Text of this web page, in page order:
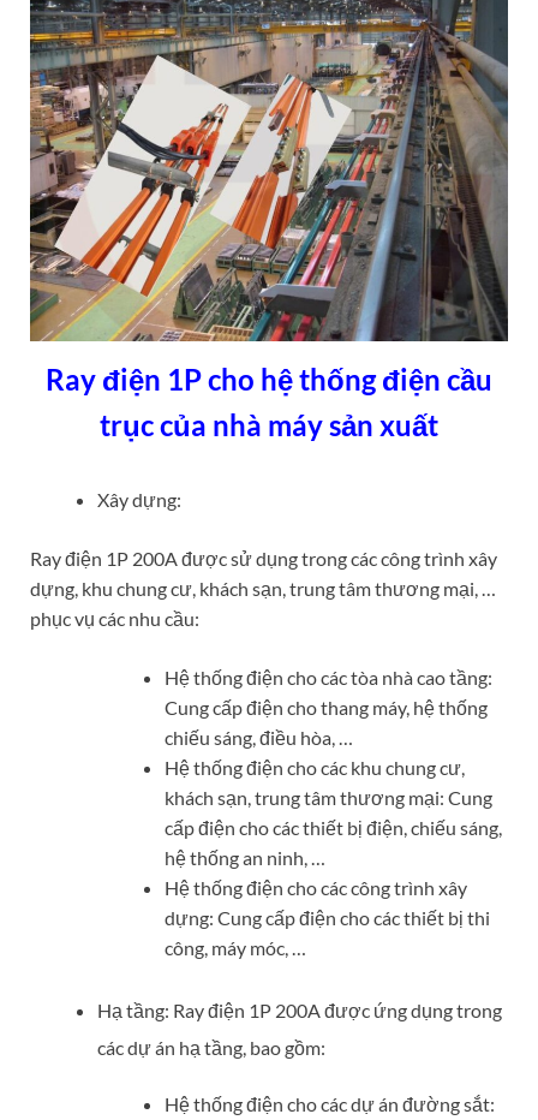
Ray điện 1P cho hệ thống điện cầu
trục của nhà máy sản xuất
Xây dựng:
Ray điện 1P 200A được sử dụng trong các công trình xây
dựng, khu chung cư, khách sạn, trung tâm thương mại, …
phục vụ các nhu cầu:
Hệ thống điện cho các tòa nhà cao tầng:
Cung cấp điện cho thang máy, hệ thống
chiếu sáng, điều hòa, …
Hệ thống điện cho các khu chung cư,
khách sạn, trung tâm thương mại: Cung
cấp điện cho các thiết bị điện, chiếu sáng,
hệ thống an ninh, …
Hệ thống điện cho các công trình xây
dựng: Cung cấp điện cho các thiết bị thi
công, máy móc, …
Hạ tầng: Ray điện 1P 200A được ứng dụng trong
các dự án hạ tầng, bao gồm:
Hệ thống điện cho các dự án đường sắt: